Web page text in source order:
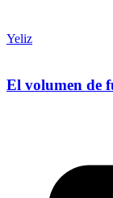
Yeliz
El volumen de